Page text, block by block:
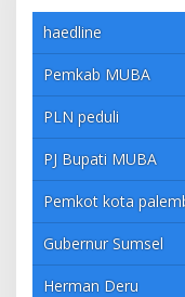
haedline
Pemkab MUBA
PLN peduli
PJ Bupati MUBA
Pemkot kota
Gubernur Sumsel
Herman Deru